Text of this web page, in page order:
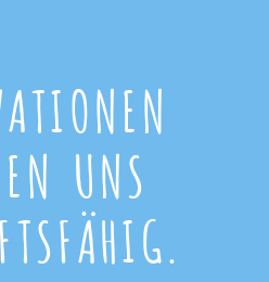
UNS